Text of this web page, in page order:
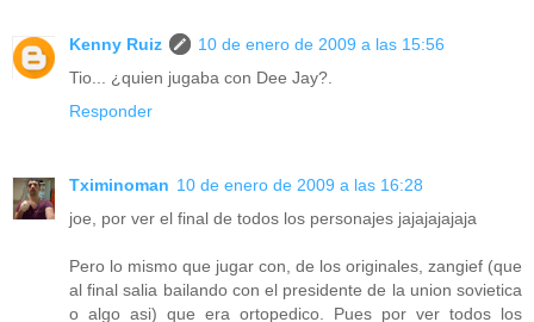
Kenny Ruiz
10 de enero de 2009 a las 15:56
Tio... ¿quien jugaba con Dee Jay?.
Responder
Tximinoman 10 de enero de 2009 a las 16:28
joe, por ver el final de todos los personajes jajajajajaja
Pero lo mismo que jugar con, de los originales, zangief (que
al final salia bailando con el presidente de la union sovietica
o algo asi) que era ortopedico. Pues por ver todos los